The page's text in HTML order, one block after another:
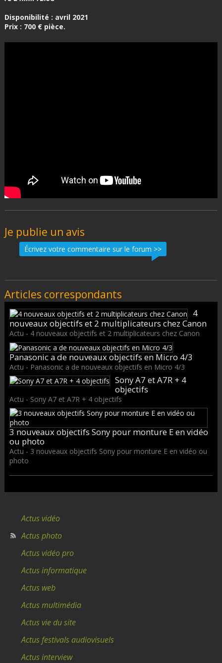
Disponibilité : avril 2021
Prix : 700 € pièce.
Je publie un avis
Écrivez votre commentaire sur le forum >>
Articles correspondants
4
nouveaux objectifs et 2 multiplicateurs chez Canon
Actu - 4 nouveaux objectifs et 2 multiplicateurs chez Canon
Panasonic a de nouveaux objectifs en Micro 4/3
Actu - Panasonic a de nouveaux objectifs en Micro 4/3
Sony A7 et A7R + 4
objectifs
Actu - Sony A7 et A7R + 4 objectifs
3 nouveaux objectifs Sony pour monture E en vidéo
ou photo
Actu - 3 nouveaux objectifs Sony pour monture E en vidéo ou
photo
Actus vidéo
Actus photo
Actus vidéo pro
Actus informatique
Actus web
Actus multimédia
Actus vie du site
Actus festivals audiovisuels
Actus interview